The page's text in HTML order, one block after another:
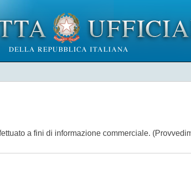
a fini di informazione commerciale.